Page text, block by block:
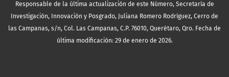
Responsable de la última actualización de este Número, Secretaría de
Investigación, Innovación y Posgrado, Juliana Romero Rodríguez, Cerro de
las Campanas, s/n, Col. Las Campanas, C.P. 76010, Querétaro, Qro. Fecha de
última modificación: 29 de enero de 2026.